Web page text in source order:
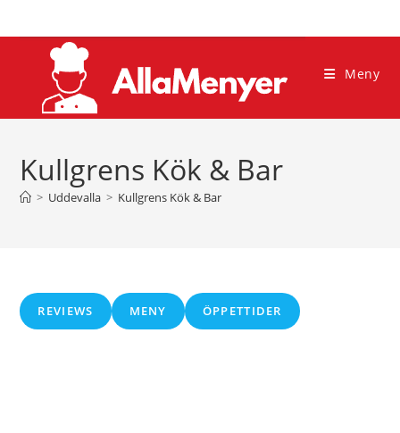
till
innehållet
Meny
Kullgrens Kök & Bar
> Uddevalla > Kullgrens Kök & Bar
REVIEWS MENY ÖPPETTIDER